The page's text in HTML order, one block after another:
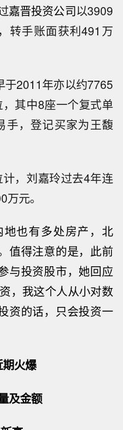
嘉晋投资公司以3909
转手账面获利491万
于2011年亦以约7765
其中8座一个复式单
手，登记买家为王馥
，刘嘉玲过去4年连
元。
也有多处房产，北
值得注意的是，此前
与投资股市，她回应
，我这个人从小对数
资的话，只会投资一
火爆
及金额